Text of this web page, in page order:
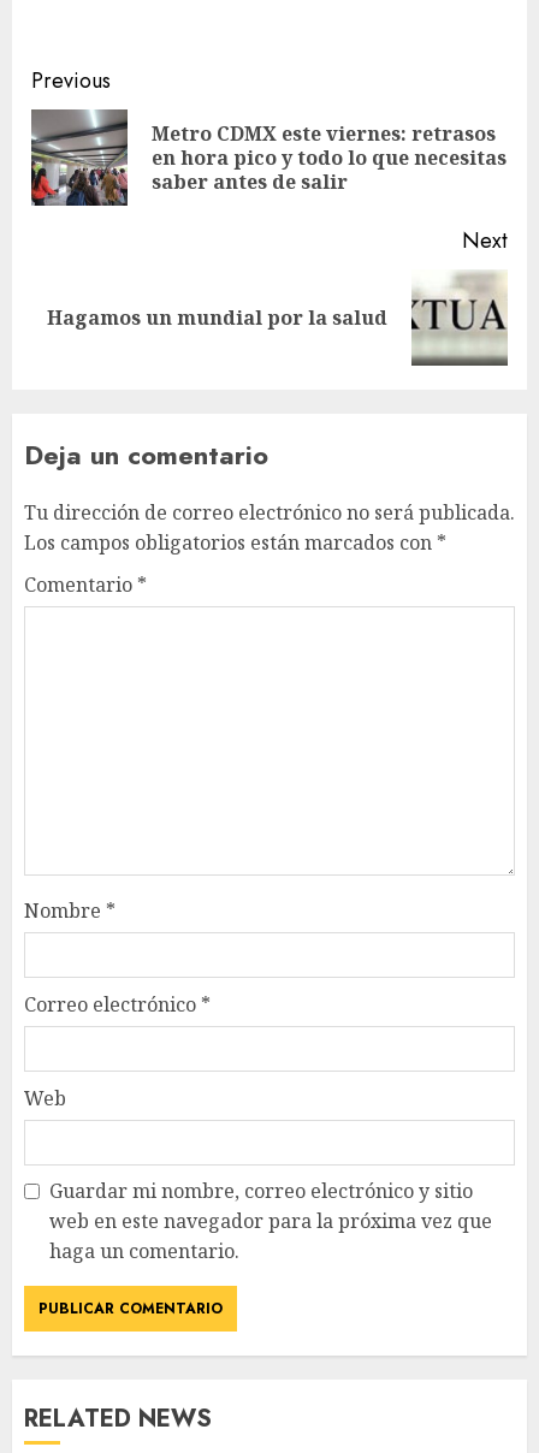
Post
navigation
Previous
Metro CDMX este viernes: retrasos
en hora pico y todo lo que necesitas
saber antes de salir
Next
Next
Hagamos un mundial por la salud
Deja un comentario
Tu dirección de correo electrónico no será publicada.
Los campos obligatorios están marcados con *
Comentario *
Nombre *
Correo electrónico *
Web
Guardar mi nombre, correo electrónico y sitio
web en este navegador para la próxima vez que
haga un comentario.
RELATED NEWS